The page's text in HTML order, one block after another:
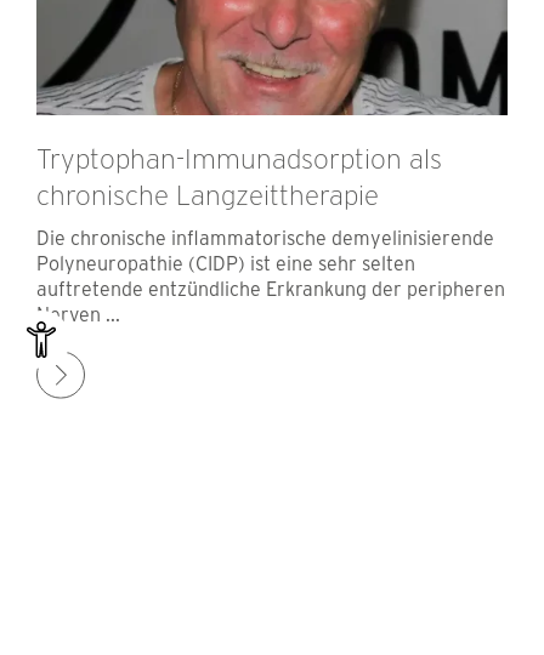
Tryptophan-Immunadsorption als
chronische Langzeittherapie
Die chronische inflammatorische demyelinisierende
Polyneuropathie (CIDP) ist eine sehr selten
auftretende entzündliche Erkrankung der peripheren
Nerven ...